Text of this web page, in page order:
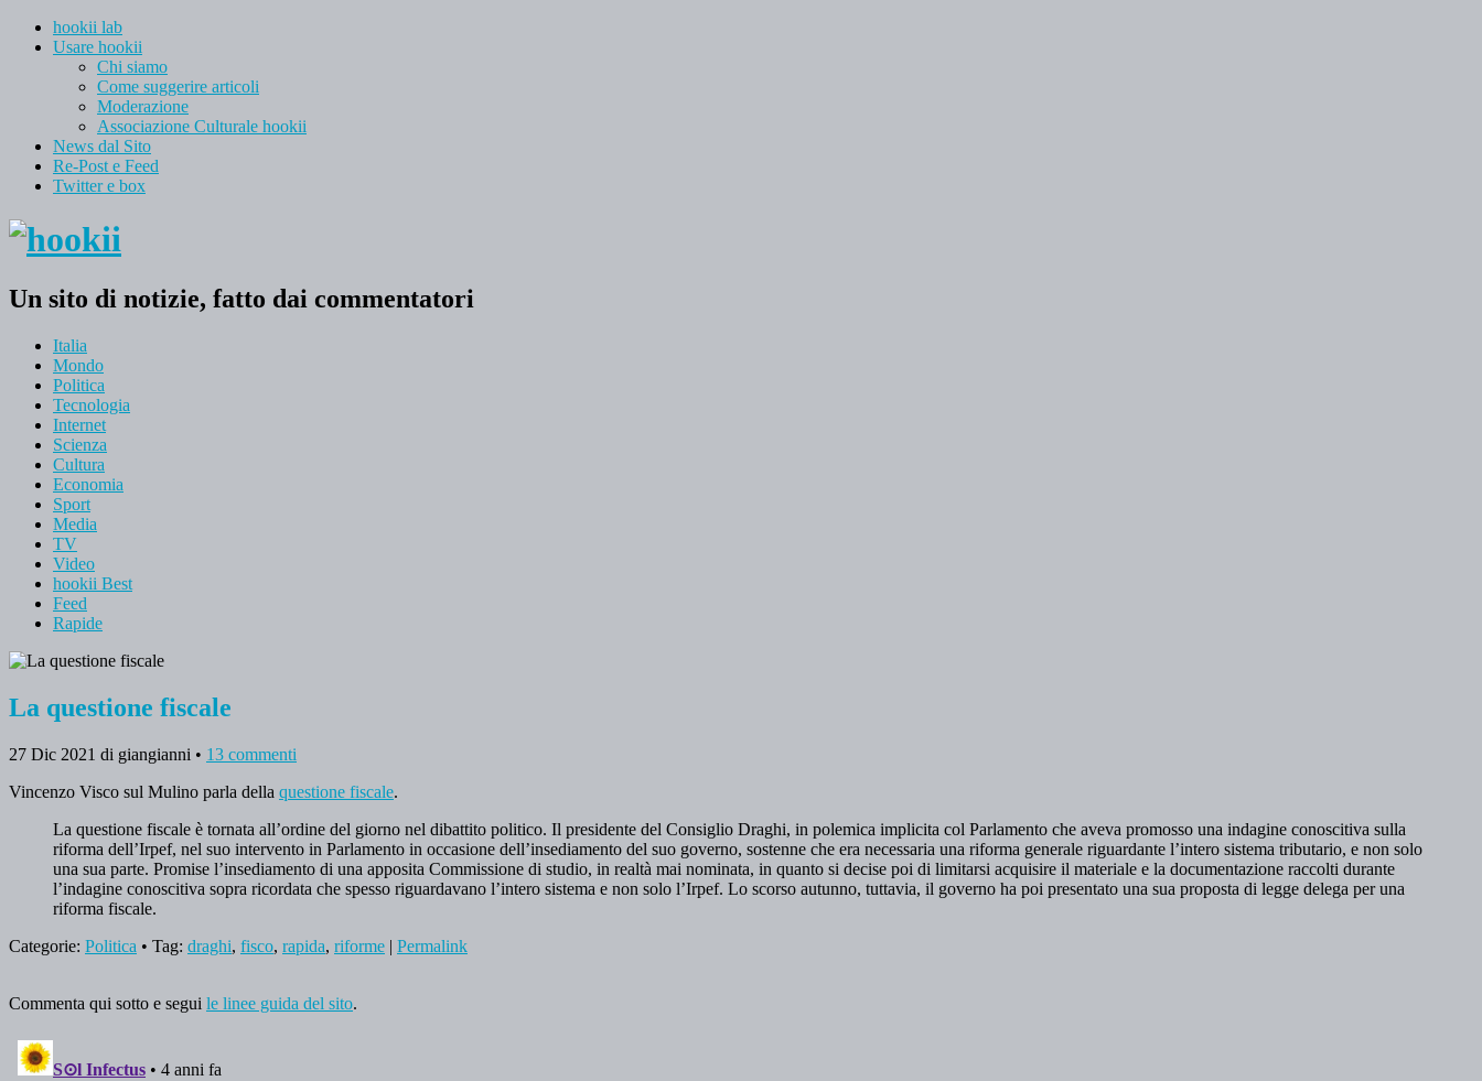
hookii lab
Usare hookii
Chi siamo
Come suggerire articoli
Moderazione
Associazione Culturale hookii
News dal Sito
Re-Post e Feed
Twitter e box
Un sito di notizie, fatto dai commentatori
Italia
Mondo
Politica
Tecnologia
Internet
Scienza
Cultura
Economia
Sport
Media
TV
Video
hookii Best
Feed
Rapide
La questione fiscale
27 Dic 2021 di giangianni • 13 commenti
Vincenzo Visco sul Mulino parla della questione fiscale.
La questione fiscale è tornata all’ordine del giorno nel dibattito politico. Il presidente del Consiglio Draghi, in polemica implicita col Parlamento che aveva promosso una indagine conoscitiva sulla
riforma dell’Irpef, nel suo intervento in Parlamento in occasione dell’insediamento del suo governo, sostenne che era necessaria una riforma generale riguardante l’intero sistema tributario, e non solo
una sua parte. Promise l’insediamento di una apposita Commissione di studio, in realtà mai nominata, in quanto si decise poi di limitarsi acquisire il materiale e la documentazione raccolti durante
l’indagine conoscitiva sopra ricordata che spesso riguardavano l’intero sistema e non solo l’Irpef. Lo scorso autunno, tuttavia, il governo ha poi presentato una sua proposta di legge delega per una
riforma fiscale.
Categorie: Politica • Tag: draghi, fisco, rapida, riforme | Permalink
Commenta qui sotto e segui le linee guida del sito.